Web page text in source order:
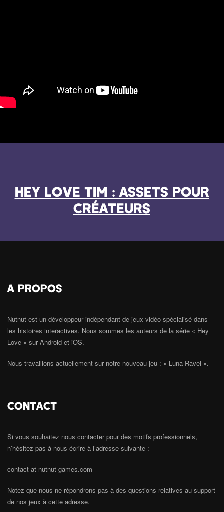
HEY LOVE TIM : ASSETS POUR
CRÉATEURS
A PROPOS
Nutnut est un développeur indépendant de jeux vidéo spécialisé dans
les histoires interactives. Nous sommes les auteurs de la série « Hey
Love » sur Android et iOS.
Nous travaillons actuellement sur notre nouveau jeu : « Luna Ravel ».
CONTACT
Si vous souhaitez nous contacter pour des motifs professionnels,
n’hésitez pas à nous écrire à l’adresse suivante :
contact at nutnut-games.com
Notez que nous ne répondrons pas à des questions relatives au support
de nos jeux à cette adresse.